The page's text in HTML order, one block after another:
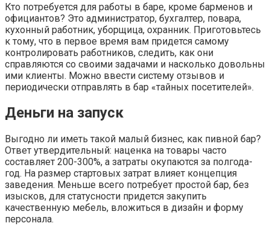
Кто потребуется для работы в баре, кроме барменов и
официантов? Это администратор, бухгалтер, повара,
кухонный работник, уборщица, охранник. Приготовьтесь
к тому, что в первое время вам придется самому
контролировать работников, следить, как они
справляются со своими задачами и насколько довольны
ими клиенты. Можно ввести систему отзывов и
периодически отправлять в бар «тайных посетителей».
Деньги на запуск
Выгодно ли иметь такой малый бизнес, как пивной бар?
Ответ утвердительный: наценка на товары часто
составляет 200-300%, а затраты окупаются за полгода-
год. На размер стартовых затрат влияет концепция
заведения. Меньше всего потребует простой бар, без
изысков, для статусности придется закупить
качественную мебель, вложиться в дизайн и форму
персонала.